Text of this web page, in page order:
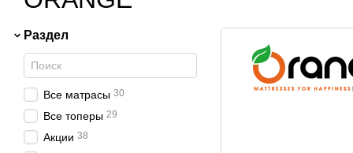
Раздел
Все матрасы 30
Все топеры 29
Акции 38